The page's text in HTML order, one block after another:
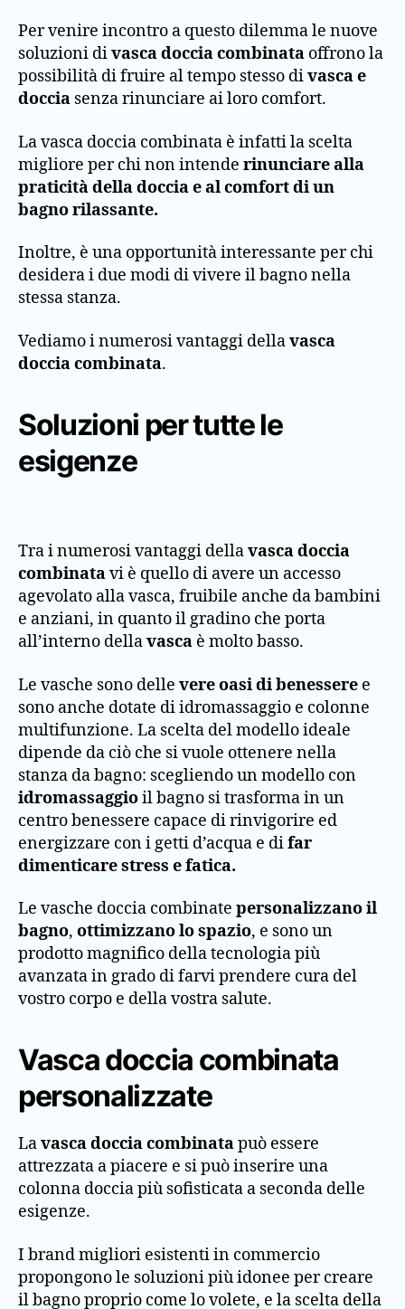
Per venire incontro a questo dilemma le nuove
soluzioni divasca doccia combinata offrono la
possibilità di fruire al tempo stesso divasca e
doccia senza rinunciare ai loro comfort.
La vasca doccia combinata è infatti la scelta
migliore per chi non intende rinunciare alla
praticità della doccia e al comfort di un
bagno rilassante.
Inoltre, è una opportunità interessante per chi
desidera i due modi di vivere il bagno nella
stessa stanza.
Vediamo i numerosi vantaggi dellavasca
doccia combinata.
Soluzioni per tutte le
esigenze
Tra i numerosi vantaggi dellavasca doccia
combinatavi è quello di avere un accesso
agevolato alla vasca, fruibile anche da bambini
e anziani, in quanto il gradino che porta
all’interno dellavasca è molto basso.
Le vasche sono delle vere oasi di benessere e
sono anche dotate di idromassaggio e colonne
multifunzione. La scelta del modello ideale
dipende da ciò che si vuole ottenere nella
stanza da bagno: scegliendo un modello con
idromassaggioil bagno si trasforma in un
centro benessere capace di rinvigorire ed
energizzare con i getti d’acqua e difar
dimenticare stress e fatica.
Le vasche doccia combinate personalizzano il
bagno, ottimizzano lo spazio, e sono un
prodotto magnifico della tecnologia più
avanzata in grado di farvi prendere cura del
vostro corpo e della vostra salute.
Vasca doccia combinata
personalizzate
Lavasca doccia combinatapuò essere
attrezzata a piacere e si può inserire una
colonna doccia più sofisticata a seconda delle
esigenze.
I brand migliori esistenti in commercio
propongono le soluzioni più idonee per creare
il bagno proprio come lo volete, e la scelta della